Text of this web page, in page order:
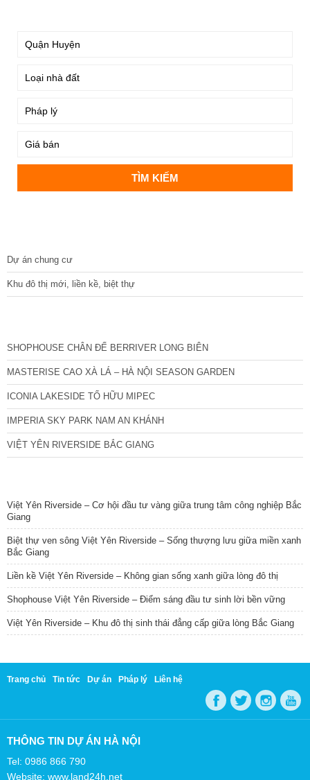
Dự án chung cư
Khu đô thị mới, liền kề, biệt thự
SHOPHOUSE CHÂN ĐẾ BERRIVER LONG BIÊN
MASTERISE CAO XÀ LÁ – HÀ NỘI SEASON GARDEN
ICONIA LAKESIDE TỐ HỮU MIPEC
IMPERIA SKY PARK NAM AN KHÁNH
VIỆT YÊN RIVERSIDE BẮC GIANG
Việt Yên Riverside – Cơ hội đầu tư vàng giữa trung tâm công nghiệp Bắc
Giang
Biệt thự ven sông Việt Yên Riverside – Sống thượng lưu giữa miền xanh
Bắc Giang
Liền kề Việt Yên Riverside – Không gian sống xanh giữa lòng đô thị
Shophouse Việt Yên Riverside – Điểm sáng đầu tư sinh lời bền vững
Việt Yên Riverside – Khu đô thị sinh thái đẳng cấp giữa lòng Bắc Giang
Trang chủ Tin tức Dự án Pháp lý Liên hệ
THÔNG TIN DỰ ÁN HÀ NỘI
Tel: 0986 866 790
Website: www.land24h.net